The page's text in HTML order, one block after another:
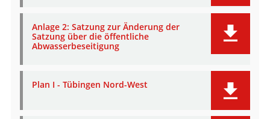
Anlage 2: Satzung zur Änderung der
Satzung über die öffentliche
Abwasserbeseitigung
Plan I - Tübingen Nord-West